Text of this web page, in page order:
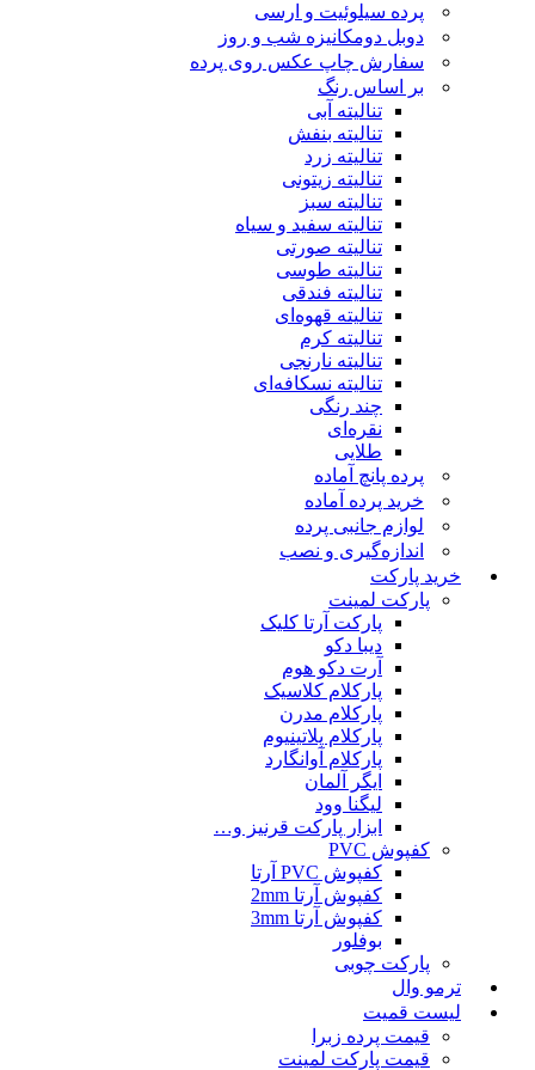
پرده سیلوئیت و ارسی
دوبل دومکانیزه شب و روز
سفارش چاپ عکس روی پرده
بر اساس رنگ
تنالیته آبی
تنالیته بنفش
تنالیته زرد
تنالیته زیتونی
تنالیته سبز
تنالیته سفید و سیاه
تنالیته صورتی
تنالیته طوسی
تنالیته فندقی
تنالیته قهوه‌ای
تنالیته کرم
تنالیته نارنجی
تنالیته نسکافه‌ای
چند رنگی
نقره‌ای
طلایی
پرده پانچ آماده
خرید پرده آماده
لوازم جانبی پرده
اندازه‌گیری و نصب
خرید پارکت
پارکت لمینت
پارکت آرتا کلیک
دیبا دکو
آرت دکو هوم
پارکلام کلاسیک
پارکلام مدرن
پارکلام پلاتینیوم
پارکلام آوانگارد
ایگر آلمان
لیگنا وود
ابزار پارکت قرنیز و…
کفپوش PVC
کفپوش PVC آرتا
کفپوش آرتا 2mm
کفپوش آرتا 3mm
بوفلور
پارکت چوبی
ترمو وال
لیست قمیت
قیمت پرده زبرا
قیمت پارکت لمینت